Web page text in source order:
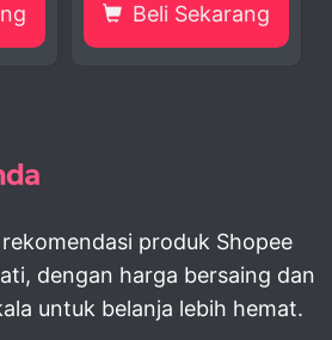
Sekarang Beli
produk Shopee
dengan harga bersaing dan
untuk belanja lebih hemat.